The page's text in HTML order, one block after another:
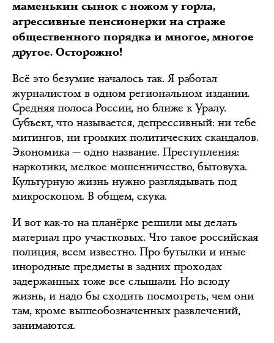
маменькин сынок с ножом у горла,
агрессивные пенсионерки на страже
общественного порядка и многое, многое
другое. Осторожно!
Всё это безумие началось так. Я работал
журналистом в одном региональном издании.
Средняя полоса России, но ближе к Уралу.
Субъект, что называется, депрессивный: ни тебе
митингов, ни громких политических скандалов.
Экономика — одно название. Преступления:
наркотики, мелкое мошенничество, бытовуха.
Культурную жизнь нужно разглядывать под
микроскопом. В общем, скука.
И вот как-то на планёрке решили мы делать
материал про участковых. Что такое российская
полиция, всем известно. Про бутылки и иные
инородные предметы в задних проходах
задержанных тоже все слышали. Но всюду
жизнь, и надо бы сходить посмотреть, чем они
там, кроме вышеобозначенных развлечений,
занимаются.